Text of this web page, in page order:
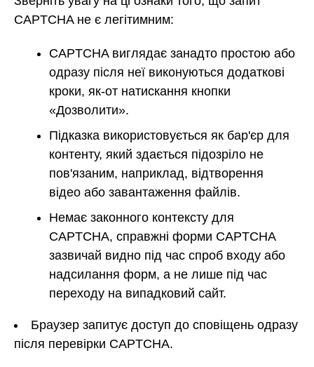
CAPTCHA не є легітимним:
CAPTCHA виглядає занадто простою або
одразу після неї виконуються додаткові
кроки, як-от натискання кнопки
«Дозволити».
Підказка використовується як бар'єр для
контенту, який здається підозріло не
пов'язаним, наприклад, відтворення
відео або завантаження файлів.
Немає законного контексту для
CAPTCHA, справжні форми CAPTCHA
зазвичай видно під час спроб входу або
надсилання форм, а не лише під час
переходу на випадковий сайт.
Браузер запитує доступ до сповіщень одразу
після перевірки CAPTCHA.